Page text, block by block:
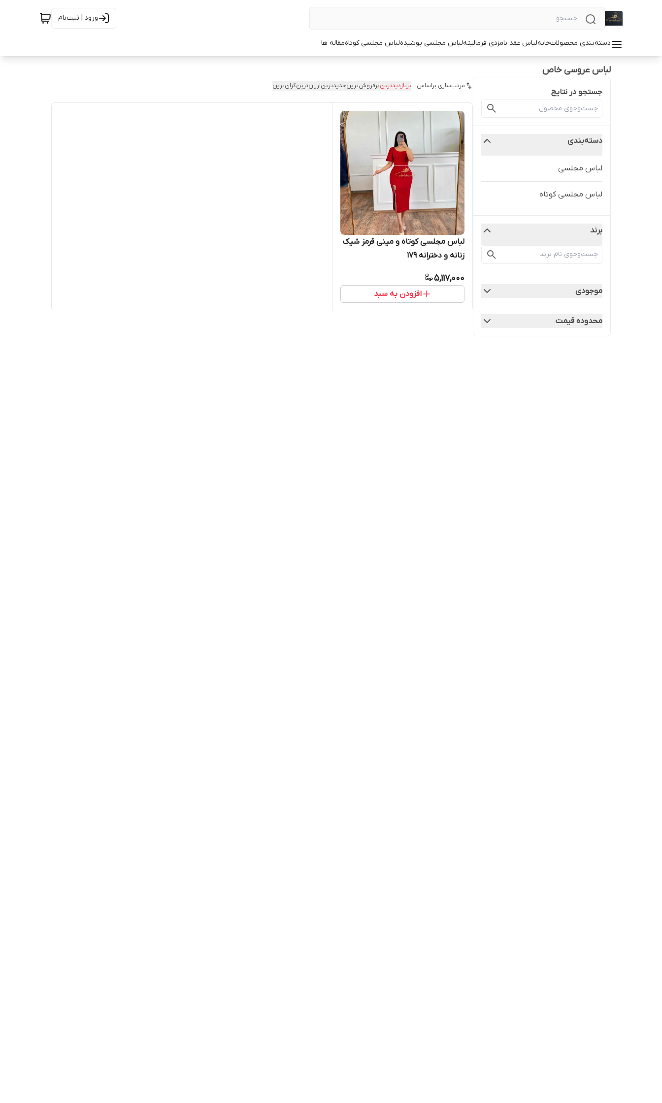
ورود | ثبت‌نام
دسته‌بندی محصولاتخانهلباس عقد نامزدی فرمالیتهلباس مجلسی پوشیدهلباس مجلسی کوتاهمقاله ها
لباس عروسی خاص
جستجو در نتایج
دسته‌بندی
لباس مجلسی
لباس مجلسی کوتاه
برند
موجودی
محدوده قیمت
مرتب‌سازی براساس: پربازدیدترینپرفروش‌ترینجدیدترینارزان‌ترینگران‌ترین
لباس مجلسی کوتاه و مینی قرمز شیک
زنانه و دخترانه ۱۷۹
5,117,000
افزودن به سبد